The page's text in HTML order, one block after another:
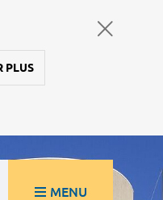
PLUS
MENU